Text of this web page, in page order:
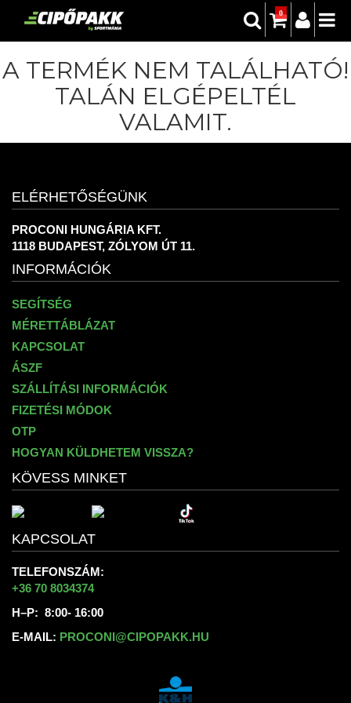
0
A TERMÉK NEM TALÁLHATÓ!
TALÁN ELGÉPELTÉL
VALAMIT.
ELÉRHETŐSÉGÜNK
PROCONI HUNGÁRIA KFT.
1118 BUDAPEST, ZÓLYOM ÚT 11.
INFORMÁCIÓK
SEGÍTSÉG
MÉRETTÁBLÁZAT
KAPCSOLAT
ÁSZF
SZÁLLÍTÁSI INFORMÁCIÓK
FIZETÉSI MÓDOK
OTP
HOGYAN KÜLDHETEM VISSZA?
KÖVESS MINKET
KAPCSOLAT
TELEFONSZÁM:
+36 70 8034374
H–P: 8:00- 16:00
E-MAIL: PROCONI@CIPOPAKK.HU